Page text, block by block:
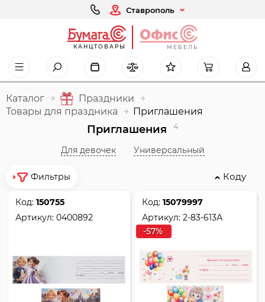
Ставрополь
КАНЦТОВАРЫ МЕБЕЛЬ
Каталог
Праздники
Товары для праздника
Приглашения
Приглашения 4
Для девочек Универсальный
Фильтры Коду
Код:150755
Артикул:0400892
Код:15079997
Артикул:2-83-613А
-57%